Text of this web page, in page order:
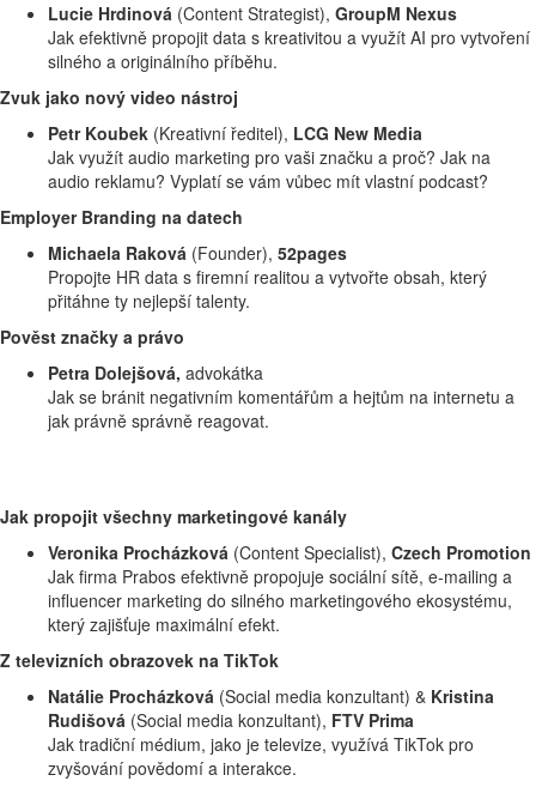
Lucie Hrdinová (Content Strategist), GroupM Nexus
Jak efektivně propojit data s kreativitou a využít AI pro vytvoření
silného a originálního příběhu.
Zvuk jako nový video nástroj
Petr Koubek (Kreativní ředitel), LCG New Media
Jak využít audio marketing pro vaši značku a proč? Jak na
audio reklamu? Vyplatí se vám vůbec mít vlastní podcast?
Employer Branding na datech
Michaela Raková (Founder), 52pages
Propojte HR data s firemní realitou a vytvořte obsah, který
přitáhne ty nejlepší talenty.
Pověst značky a právo
Petra Dolejšová, advokátka
Jak se bránit negativním komentářům a hejtům na internetu a
jak právně správně reagovat.
Jak propojit všechny marketingové kanály
Veronika Procházková (Content Specialist), Czech Promotion
Jak firma Prabos efektivně propojuje sociální sítě, e-mailing a
influencer marketing do silného marketingového ekosystému,
který zajišťuje maximální efekt.
Z televizních obrazovek na TikTok
Natálie Procházková (Social media konzultant) & Kristina
Rudišová (Social media konzultant), FTV Prima
Jak tradiční médium, jako je televize, využívá TikTok pro
zvyšování povědomí a interakce.